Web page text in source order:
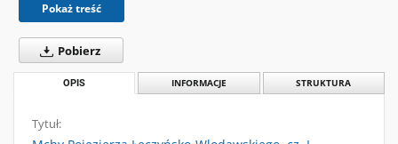
Pokaż treść
Pobierz
OPIS INFORMACJE STRUKTURA
Tytuł: